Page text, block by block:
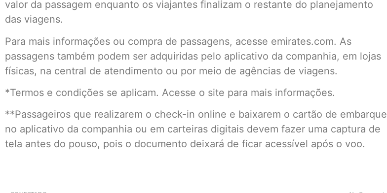
valor da passagem enquanto os viajantes finalizam o restante do planejamento
das viagens.
Para mais informações ou compra de passagens, acesse emirates.com. As
passagens também podem ser adquiridas pelo aplicativo da companhia, em lojas
físicas, na central de atendimento ou por meio de agências de viagens.
*Termos e condições se aplicam. Acesse o site para mais informações.
**Passageiros que realizarem o check-in online e baixarem o cartão de embarque
no aplicativo da companhia ou em carteiras digitais devem fazer uma captura de
tela antes do pouso, pois o documento deixará de ficar acessível após o voo.